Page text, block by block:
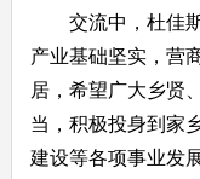
交流中，杜佳斯
产业基础坚实，营
居，希望广大乡贤
当，积极投身到家
建设等各项事业发